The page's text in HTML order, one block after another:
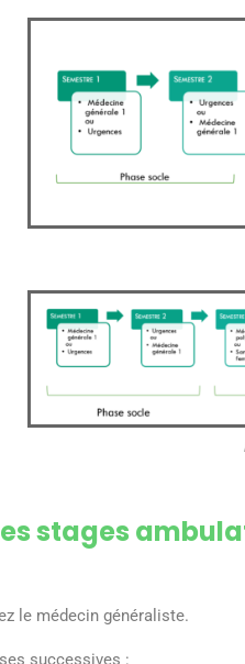
stages
le médecin généraliste.
successives :